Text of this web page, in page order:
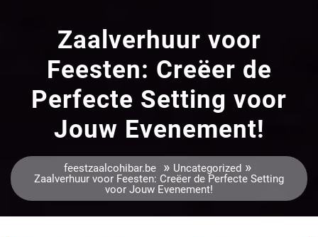
Zaalverhuur voor
Feesten: Creëer de
Perfecte Setting voor
Jouw Evenement!
feestzaalcohibar.be» Uncategorized»
Zaalverhuur voor Feesten: Creëer de Perfecte Setting
voor Jouw Evenement!